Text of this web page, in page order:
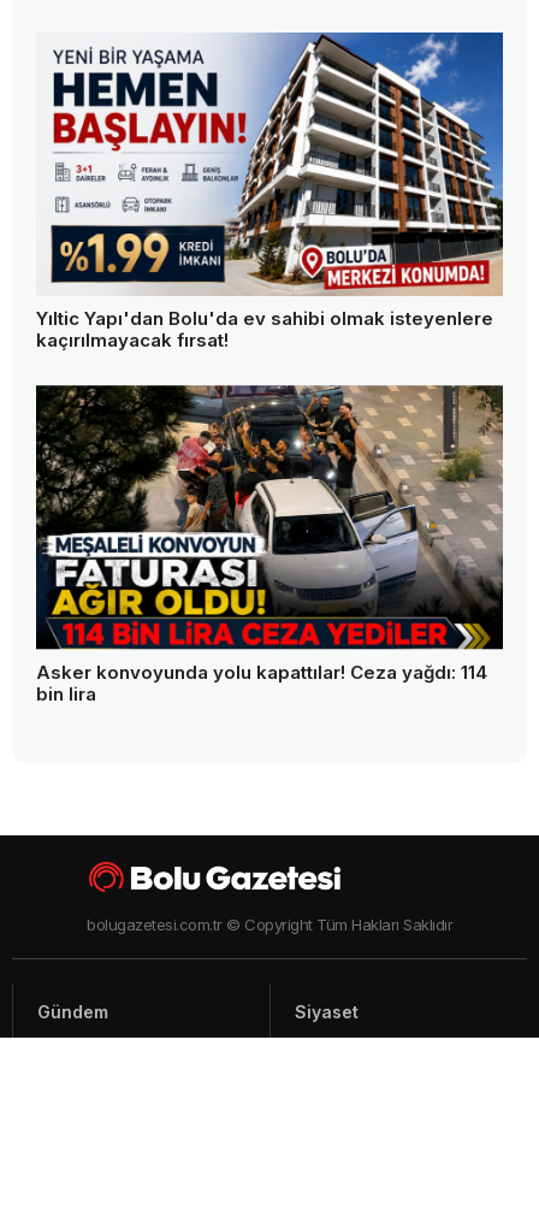
Yıltic Yapı'dan Bolu'da ev sahibi olmak isteyenlere
kaçırılmayacak fırsat!
Asker konvoyunda yolu kapattılar! Ceza yağdı: 114
bin lira
bolugazetesi.com.tr © Copyright Tüm Hakları Saklıdır
Gündem Siyaset